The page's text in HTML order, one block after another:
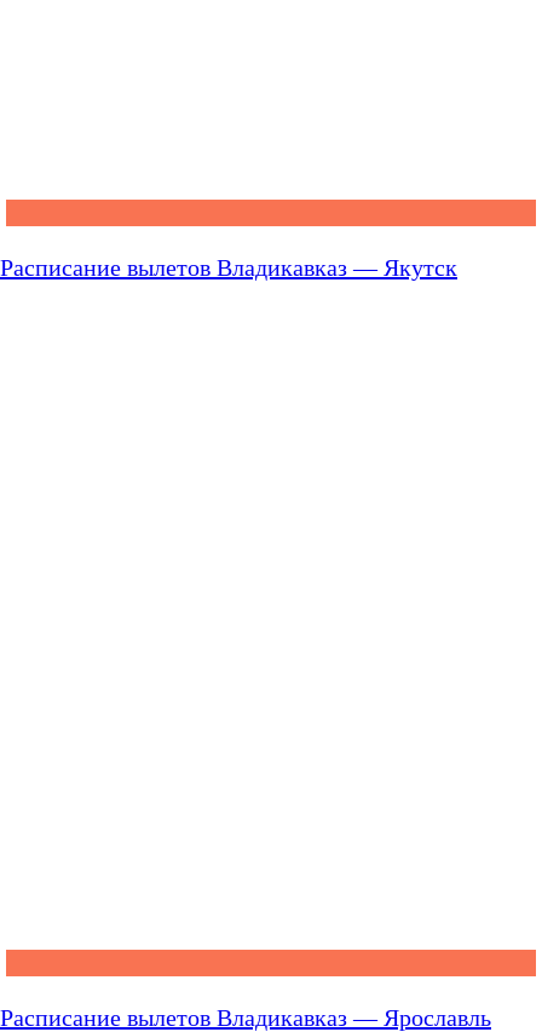
Расписание вылетов Владикавказ — Якутск
Расписание вылетов Владикавказ — Ярославль